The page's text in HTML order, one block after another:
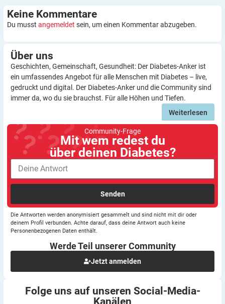
Keine Kommentare
Du musst angemeldet sein, um einen Kommentar abzugeben.
Über uns
Geschichten, Gemeinschaft, Gesundheit: Der Diabetes-Anker ist
ein umfassendes Angebot für alle Menschen mit Diabetes – live,
gedruckt und digital. Der Diabetes-Anker und die Community sind
immer da, wo du sie brauchst. Für alle Höhen und Tiefen.
Weiterlesen
Community-Frage
Mit wem redest du
über deinen Diabetes?
Senden
Die Antworten werden anonymisiert gesammelt und sind nicht mit dir oder
deinem Profil verbunden. Achte darauf, dass deine Antwort auch keine
Personenbezogenen Daten enthält.
Werde Teil unserer Community
Jetzt anmelden
Folge uns auf unseren Social-Media-
Kanälen